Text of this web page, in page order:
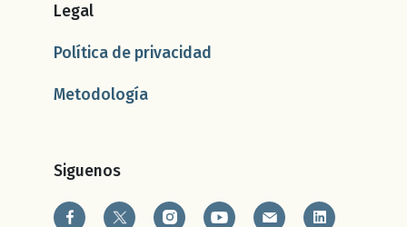
Legal
Política de privacidad
Metodología
Siguenos